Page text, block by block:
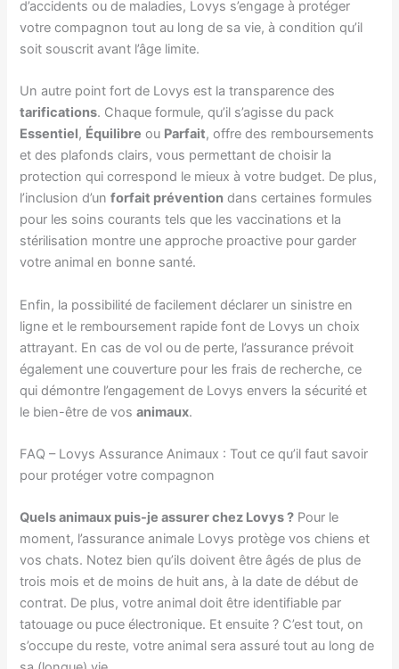
d’accidents ou de maladies, Lovys s’engage à protéger
votre compagnon tout au long de sa vie, à condition qu’il
soit souscrit avant l’âge limite.
Un autre point fort de Lovys est la transparence des
tarifications. Chaque formule, qu’il s’agisse du pack
Essentiel, Équilibre ou Parfait, offre des remboursements
et des plafonds clairs, vous permettant de choisir la
protection qui correspond le mieux à votre budget. De plus,
l’inclusion d’unforfait prévention dans certaines formules
pour les soins courants tels que les vaccinations et la
stérilisation montre une approche proactive pour garder
votre animal en bonne santé.
Enfin, la possibilité de facilement déclarer un sinistre en
ligne et le remboursement rapide font de Lovys un choix
attrayant. En cas de vol ou de perte, l’assurance prévoit
également une couverture pour les frais de recherche, ce
qui démontre l’engagement de Lovys envers la sécurité et
le bien-être de vosanimaux.
FAQ – Lovys Assurance Animaux : Tout ce qu’il faut savoir
pour protéger votre compagnon
Quels animaux puis-je assurer chez Lovys ? Pour le
moment, l’assurance animale Lovys protège vos chiens et
vos chats. Notez bien qu’ils doivent être âgés de plus de
trois mois et de moins de huit ans, à la date de début de
contrat. De plus, votre animal doit être identifiable par
tatouage ou puce électronique. Et ensuite ? C’est tout, on
s’occupe du reste, votre animal sera assuré tout au long de